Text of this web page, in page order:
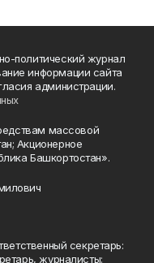
политический журнал
информации сайта
администрации.
массовой
Акционерное
Башкортостан».
секретарь:
журналисты: